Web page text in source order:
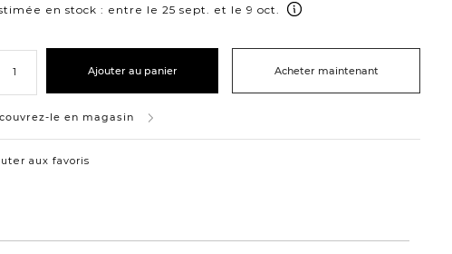
en stock : entre le 25 sept. et le 9 oct.
Ajouter au panier Acheter maintenant
le en magasin
aux favoris